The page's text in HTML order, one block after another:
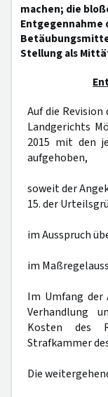
machen; die
Stellung als
Auf die
Landgerichts
2015 mit den
aufgehoben,
soweit der
15. der
im Ausspruch
im
Im Umfang der
Verhandlung
Kosten des
Strafkammer
Die